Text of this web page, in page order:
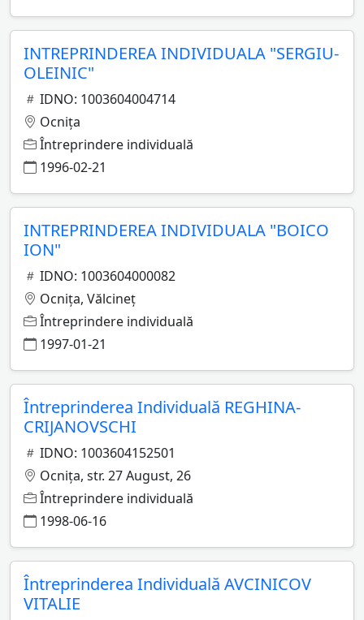
INTREPRINDEREA INDIVIDUALA "SERGIU-
OLEINIC"
IDNO: 1003604004714
Ocniţa
Întreprindere individuală
1996-02-21
INTREPRINDEREA INDIVIDUALA "BOICO
ION"
IDNO: 1003604000082
Ocniţa, Vălcineţ
Întreprindere individuală
1997-01-21
Întreprinderea Individuală REGHINA-
CRIJANOVSCHI
IDNO: 1003604152501
Ocniţa, str. 27 August, 26
Întreprindere individuală
1998-06-16
Întreprinderea Individuală AVCINICOV
VITALIE